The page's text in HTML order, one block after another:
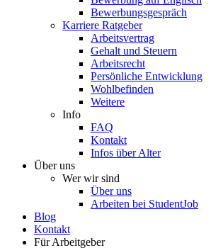
Bewerbungsgespräch
Karriere Ratgeber
Arbeitsvertrag
Gehalt und Steuern
Arbeitsrecht
Persönliche Entwicklung
Wohlbefinden
Weitere
Info
FAQ
Kontakt
Infos über Alter
Über uns
Wer wir sind
Über uns
Arbeiten bei StudentJob
Blog
Kontakt
Für Arbeitgeber